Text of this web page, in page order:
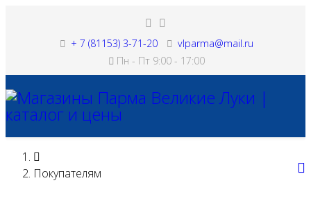
+ 7 (81153) 3-71-20
vlparma@mail.ru
Пн - Пт 9:00 - 17:00
Покупателям